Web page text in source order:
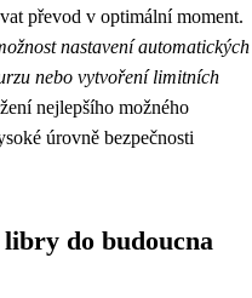
převod v optimální moment.
nastavení automatických
nebo vytvoření limitních
nejlepšího možného
úrovně bezpečnosti
do budoucna